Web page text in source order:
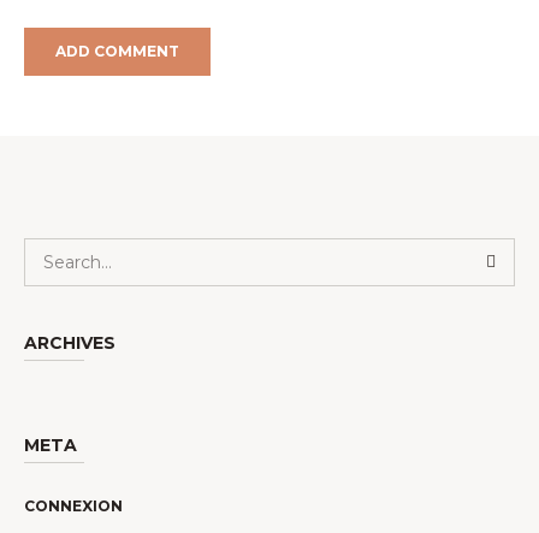
ARCHIVES
META
CONNEXION